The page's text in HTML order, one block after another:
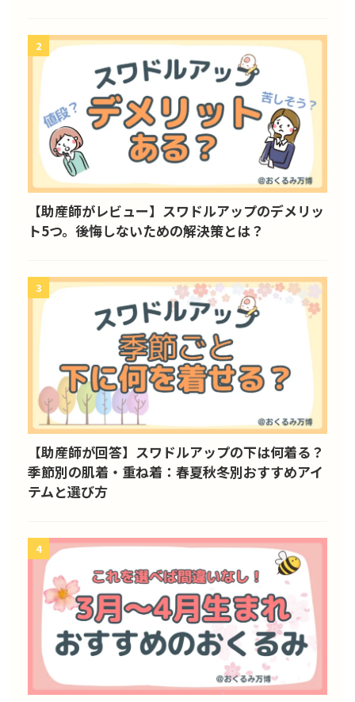
2
【助産師がレビュー】スワドルアップのデメリッ
ト5つ。後悔しないための解決策とは？
3
【助産師が回答】スワドルアップの下は何着る？
季節別の肌着・重ね着：春夏秋冬別おすすめアイ
テムと選び方
4